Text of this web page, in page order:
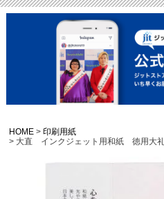
HOME
印刷用紙
大直 インクジェット用和紙 徳用